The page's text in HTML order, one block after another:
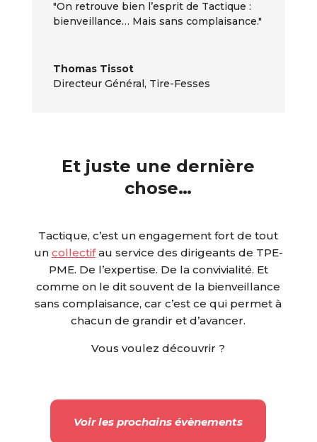
"On retrouve bien l’esprit de Tactique :
bienveillance… Mais sans complaisance."
Thomas Tissot
Directeur Général, Tire-Fesses
Et juste une dernière
chose…
Tactique, c’est un engagement fort de tout
un collectifau service des dirigeants de TPE-
PME. De l’expertise. De la convivialité. Et
comme on le dit souvent de la bienveillance
sans complaisance, car c’est ce qui permet à
chacun de grandir et d’avancer.
Vous voulez découvrir ?
Voir les prochains évènements